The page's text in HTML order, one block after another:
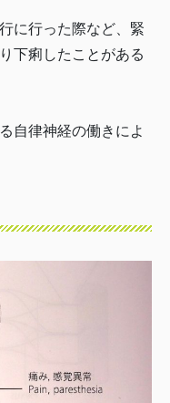
に行った際など、緊
下痢したことがある
自律神経の働きによ